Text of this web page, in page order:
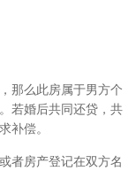
那么此房属于男方个
若婚后共同还贷，共
补偿。
者房产登记在双方名